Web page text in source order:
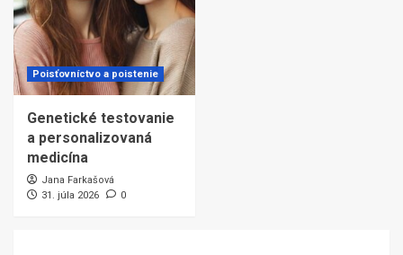
Poisťovníctvo a poistenie
Genetické testovanie
a personalizovaná
medicína
Jana Farkašová
31. júla 2026
0